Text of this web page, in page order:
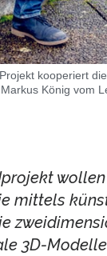
kooperiert
König vom
mittels
3D-